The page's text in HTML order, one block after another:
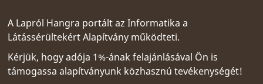
A Lapról Hangra portált azInformatika a
Látássérültekért Alapítvány működteti.
Kérjük, hogy adója 1%-ának felajánlásával Ön is
támogassa alapítványunk közhasznú tevékenységét!